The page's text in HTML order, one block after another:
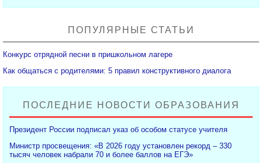
ПОПУЛЯРНЫЕ СТАТЬИ
Конкурс отрядной песни в пришкольном лагере
Как общаться с родителями: 5 правил конструктивного диалога
ПОСЛЕДНИЕ НОВОСТИ ОБРАЗОВАНИЯ
Президент России подписал указ об особом статусе учителя
Министр просвещения: «В 2026 году установлен рекорд – 330
тысяч человек набрали 70 и более баллов на ЕГЭ»